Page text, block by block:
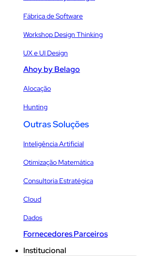
Fábrica de Software
Workshop Design Thinking
UX e UI Design
Ahoy by Belago
Alocação
Hunting
Outras Soluções
Inteligência Artificial
Otimização Matemática
Consultoria Estratégica
Cloud
Dados
Fornecedores Parceiros
Institucional